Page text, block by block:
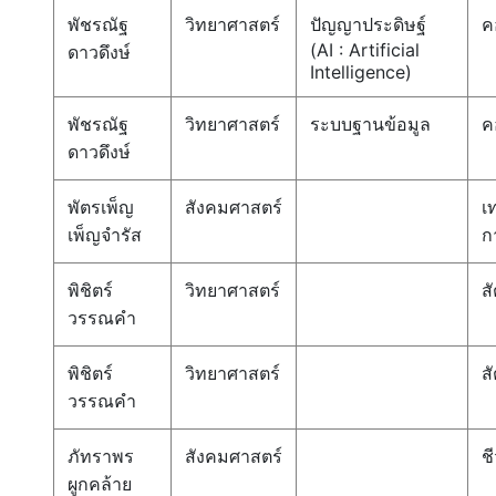
พัชรณัฐ
ดาวดึงษ์
วิทยาศาสตร์
ปัญญาประดิษฐ์
(AI : Artificial
Intelligence)
พัชรณัฐ
ดาวดึงษ์
วิทยาศาสตร์ ระบบฐานข้อมูล
พัตรเพ็ญ
เพ็ญจำรัส
สังคมศาสตร์
พิชิตร์
วรรณคำ
วิทยาศาสตร์
พิชิตร์
วรรณคำ
วิทยาศาสตร์
ภัทราพร
ผูกคล้าย
สังคมศาสตร์